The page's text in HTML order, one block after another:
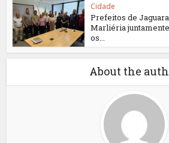
Cidade
Prefeitos de
Marliéria
os...
About the